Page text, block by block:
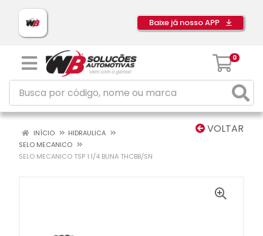
Baixe já nosso APP
0
VOLTAR
INÍCIO
HIDRAULICA
SELO MECANICO
SELO MECANICO TSP 1.1/4 BUNA THCBB/SN